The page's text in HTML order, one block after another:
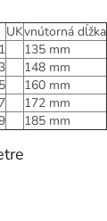
UKvnútorná dĺžka
135 mm
148 mm
160 mm
172 mm
185 mm